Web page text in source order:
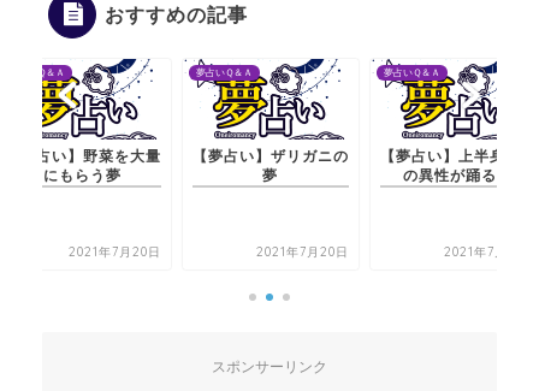
おすすめの記事
夢占いＱ＆Ａ
【夢占い】野菜を大量
にもらう夢
2021年7月20日
夢占いＱ＆Ａ
【夢占い】ザリガニの
夢
2021年7月20日
夢占いＱ＆Ａ
【夢占い】上半身が裸
の異性が踊る夢
2021年7月20日
スポンサーリンク